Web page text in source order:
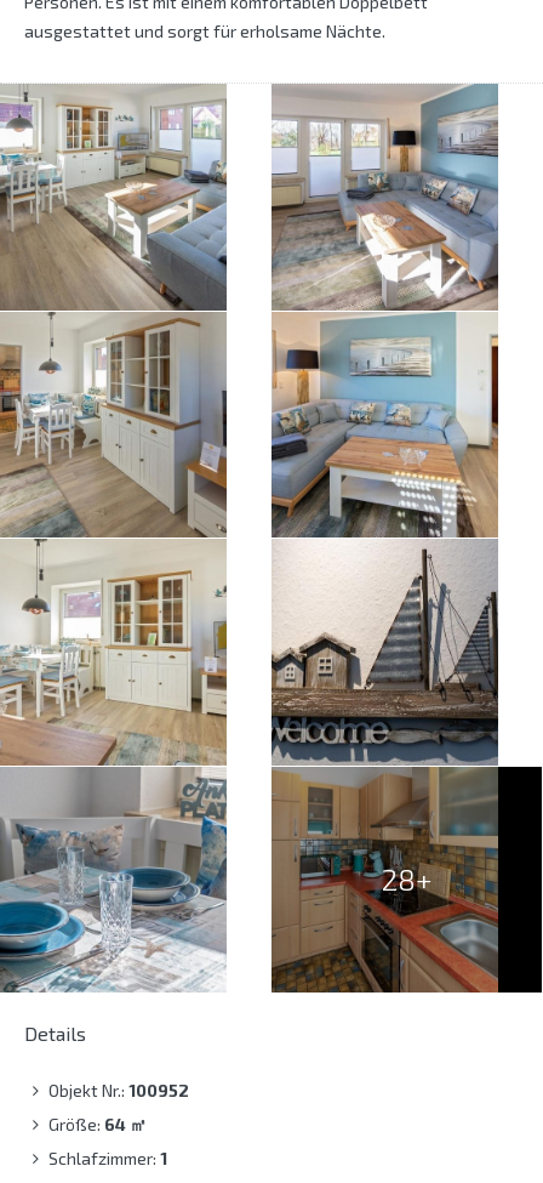
ausgestattet und sorgt für erholsame Nächte.
28+
Details
Objekt Nr.: 100952
Größe: 64 ㎡
Schlafzimmer: 1